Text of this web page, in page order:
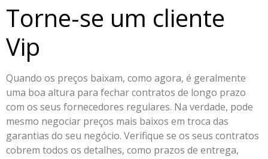
Torne-se um cliente
Vip
Quando os preços baixam, como agora, é geralmente
uma boa altura para fechar contratos de longo prazo
com os seus fornecedores regulares. Na verdade, pode
mesmo negociar preços mais baixos em troca das
garantias do seu negócio. Verifique se os seus contratos
cobrem todos os detalhes, como prazos de entrega,